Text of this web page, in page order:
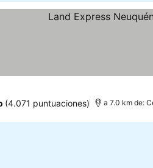
(4.071 puntuaciones) a 7.0 km de: